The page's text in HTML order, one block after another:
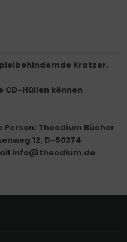
Kratzer.
Hüllen können
Theodium Bücher
12, D-50374
info@theodium.de